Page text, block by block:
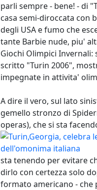
parli sempre - bene! - di
casa semi-diroccata con
degli USA e fumo che
tante Barbie nude, piu'
Giochi Olimpici
scritto "Turin 2006",
impegnate in attivita'
A dire il vero, sul lato
gemello stronzo di
operas), che si sta
sta tenendo per evitare
dirlo con certezza solo
formato americano - che